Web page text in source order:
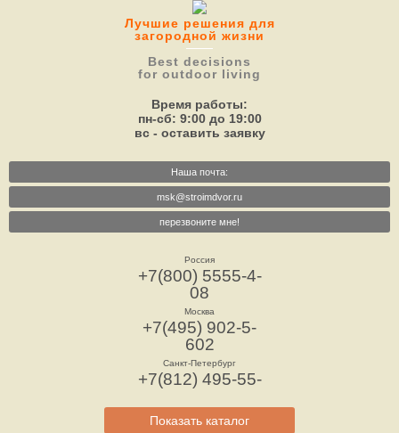
Лучшие решения для
загородной жизни
Best decisions
for outdoor living
Время работы:
пн-сб: 9:00 до 19:00
вс - оставить заявку
Наша почта:
msk@stroimdvor.ru
перезвоните мне!
Россия
+7(800) 5555-4-
08
Москва
+7(495) 902-5-
602
Санкт-Петербург
+7(812) 495-55-
Показать каталог